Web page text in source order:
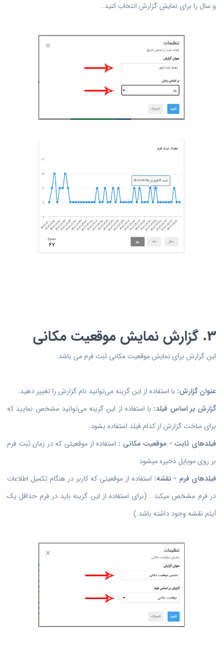
و سال را برای نمایش گزارش انتخاب کنید..
3. گزارش نمایش موقعیت مکانی
این گزارش برای نمایش موقعیت مکانی ثبت فرم می باشد.
عنوان گزارش: با استفاده از این گزینه می‌توانید نام گزارش را تغییر دهید.
گزارش بر اساس فیلد: با استفاده از این گزینه می‌توانید مشخص نمایید که
برای ساخت گزارش از کدام فیلد استفاده بشود.
فیلدهای ثابت - موقعیت مکانی : استفاده از موقعیتی که در زمان ثبت فرم
بر روی موبایل ذخیره میشود.
فیلدهای فرم - نقشه: استفاده از موقعیتی که کاربر در هنگام تکمیل اطلاعات
در فرم مشخص میکند . (برای استفاده از این گزینه باید در فرم حداقل یک
آیتم نقشه وجود داشته باشد.)